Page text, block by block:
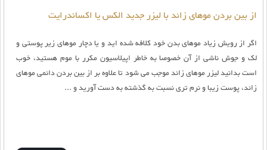
از بين بردن موهاى زائد با ليزر جديد الكس یا اکساندرایت
اگر از رويش زياد موهاى بدن خود کلافه شده اید و يا دچار موهاى زير پوستى و
لک و جوش ناشى از آن خصوصا به خاطر اپیلاسیون مکرر با موم هستيد، خوب
است بدانید ليزر موهاى زائد موجب می شود تا علاوه بر از بين بردن دائمى موهای
زائد، پوست زیبا و نرم تری نسبت به گذشته به دست آورید و ...